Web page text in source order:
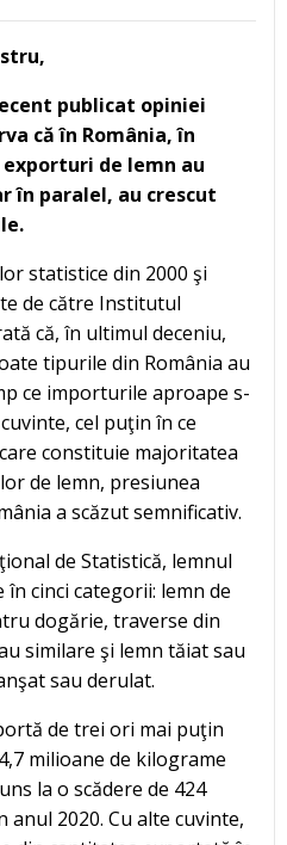
publicat opiniei
că în România, în
de lemn au
în paralel, au crescut
statistice din 2000 şi
de către Institutul
că, în ultimul deceniu,
tipurile din România au
ce importurile aproape s-
cel puţin în ce
constituie majoritatea
de lemn, presiunea
a scăzut semnificativ.
de Statistică, lemnul
cinci categorii: lemn de
dogărie, traverse din
similare şi lemn tăiat sau
sau derulat.
de trei ori mai puţin
milioane de kilograme
la o scădere de 424
2020. Cu alte cuvinte,